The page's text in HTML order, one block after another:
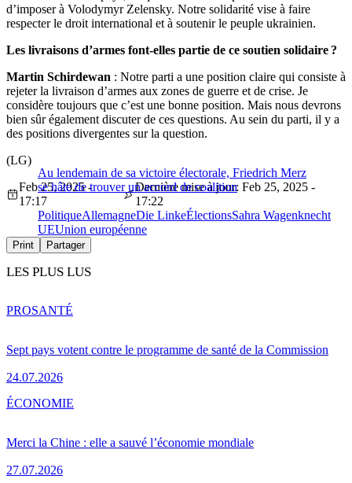
d’imposer à Volodymyr Zelensky. Notre solidarité vise à faire
respecter le droit international et à soutenir le peuple ukrainien.
Les livraisons d’armes font-elles partie de ce soutien solidaire ?
Martin Schirdewan : Notre parti a une position claire qui consiste à
rejeter la livraison d’armes aux zones de guerre et de crise. Je
considère toujours que c’est une bonne position. Mais nous devrons
bien sûr également discuter de ces questions. Au sein du parti, il y a
des positions divergentes sur la question.
Au lendemain de sa victoire électorale, Friedrich Merz
se hâte de trouver un accord de coalition
(LG)
Feb 25, 2025 -
17:17
Dernière mise à jour: Feb 25, 2025 -
17:22
PolitiqueAllemagneDie LinkeÉlectionsSahra Wagenknecht
UEUnion européenne
Print Partager
LES PLUS LUS
Sept pays votent contre le programme de santé de la Commission
24.07.2026
PROSANTÉ
Merci la Chine : elle a sauvé l’économie mondiale
27.07.2026
ÉCONOMIE